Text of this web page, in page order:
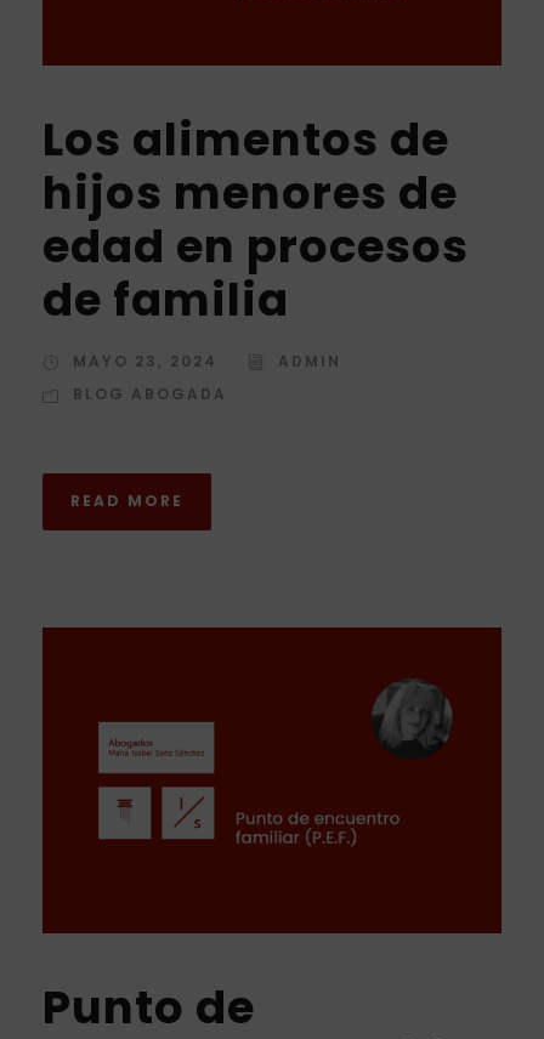
Los alimentos de
hijos menores de
edad en procesos
de familia
MAYO 23, 2024
ADMIN
BLOG ABOGADA
READ MORE
Punto de